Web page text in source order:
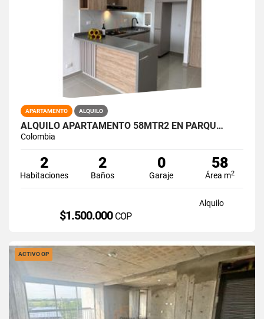
APARTAMENTO ALQUILO
ALQUILO APARTAMENTO 58MTR2 EN PARQU…
Colombia
2
Habitaciones
2
Baños
0
Garaje
58
Área m2
Alquilo
$1.500.000 COP
ACTIVO OP